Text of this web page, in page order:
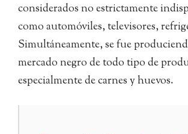
considerados no estrictamente
como automóviles, televisores,
Simultáneamente, se fue
mercado negro de todo tipo de
especialmente de carnes y huevos.